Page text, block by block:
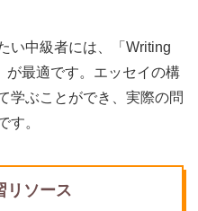
い中級者には、「Writing
が最適です。エッセイの構
学ぶことができ、実際の問
す。
リソース